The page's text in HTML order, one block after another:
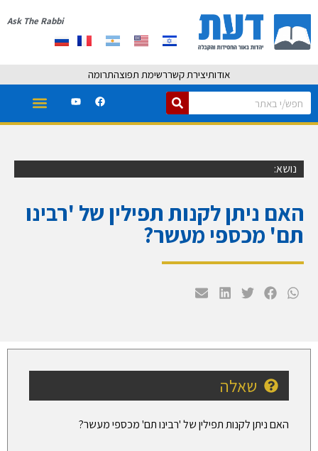
Ask The Rabbi
אודותיצירת קשררשימת תפוצהתרומה
נושא:
האם ניתן לקנות תפילין של 'רבינו
תם' מכספי מעשר?
שאלה
האם ניתן לקנות תפילין של 'רבינו תם' מכספי מעשר?